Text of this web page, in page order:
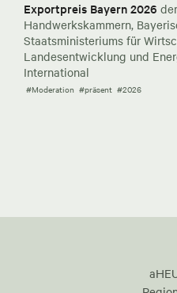
Exportpreis Bayern 2026
Handwerkskammern,
Staatsministeriums für
Landesentwicklung und
International
#Moderation #präsent #2026